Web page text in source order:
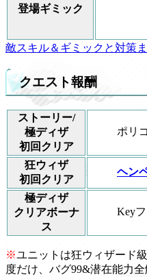
登場ギミック
敵スキル＆ギミックと対策
クエスト報酬
ストーリー/
極ディザ
初回クリア
ポリ
狂ウィザ
初回クリア
ヘン
極ディザ
クリアボーナ
ス
Key
※ユニットは狂ウィザード
度だけ、バグ99&潜在能力